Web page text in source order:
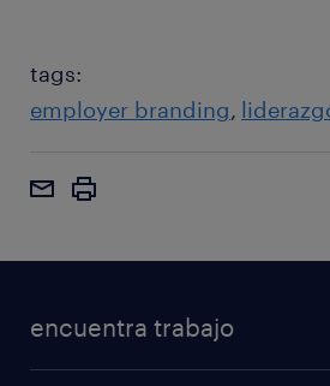
tags:
employer branding
encuentra trabajo